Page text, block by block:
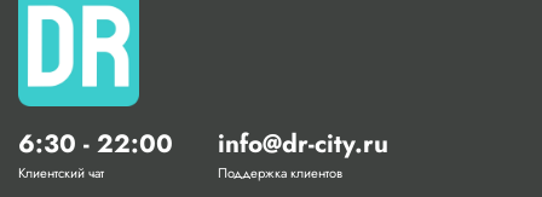
6:30 - 22:00
Клиентский чат
info@dr-city.ru
Поддержка клиентов